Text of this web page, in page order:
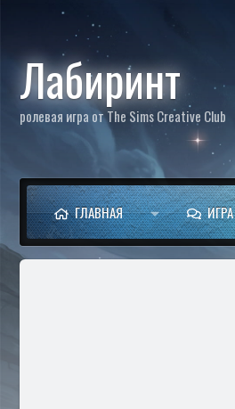
Лабиринт
ролевая игра от The Sims Creative Club
ГЛАВНАЯ ИГРА